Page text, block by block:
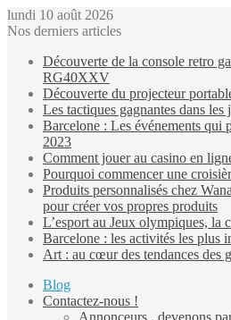
lundi 10 août 2026
Nos derniers articles
Découverte de la console retro
RG40XXV
Découverte du projecteur
Les tactiques gagnantes dans les
Barcelone : Les événements qui
2023
Comment jouer au casino en
Pourquoi commencer une
Produits personnalisés chez
pour créer vos propres produits
L’esport au Jeux olympiques, la
Barcelone : les activités les plus
Art : au cœur des tendances des
Blog
Contactez-nous !
Annonceurs , devenons